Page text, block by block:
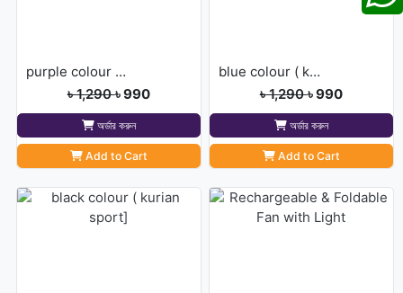
purple colour ( kurian sport]
৳ 1,290৳ 990
অর্ডার করুন
Add to Cart
blue colour ( kurian sport]
৳ 1,290৳ 990
অর্ডার করুন
Add to Cart